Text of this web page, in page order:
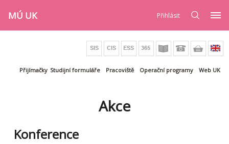
MÚ UK Přihlásit
Přijímačky Studijní formuláře Pracoviště Operační programy Web UK
Akce
Konference